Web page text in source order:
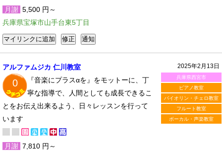
月謝 5,500 円～
兵庫県宝塚市山手台東5丁目
2025年2月13日
兵庫県西宮市
ピアノ教室
バイオリン・チェロ教室
フルート教室
ボーカル・声楽教室
アルファムジカ 仁川教室
0
『音楽にプラスαを』をモットーに、丁
寧な指導で、人間としても成長できるこ
とをお伝え出来るよう、日々レッスンを行って
います
月謝 7,810 円～